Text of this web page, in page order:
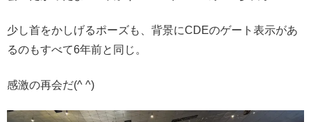
少し首をかしげるポーズも、背景にCDEのゲート表示があ
るのもすべて6年前と同じ。
感激の再会だ(^ ^)